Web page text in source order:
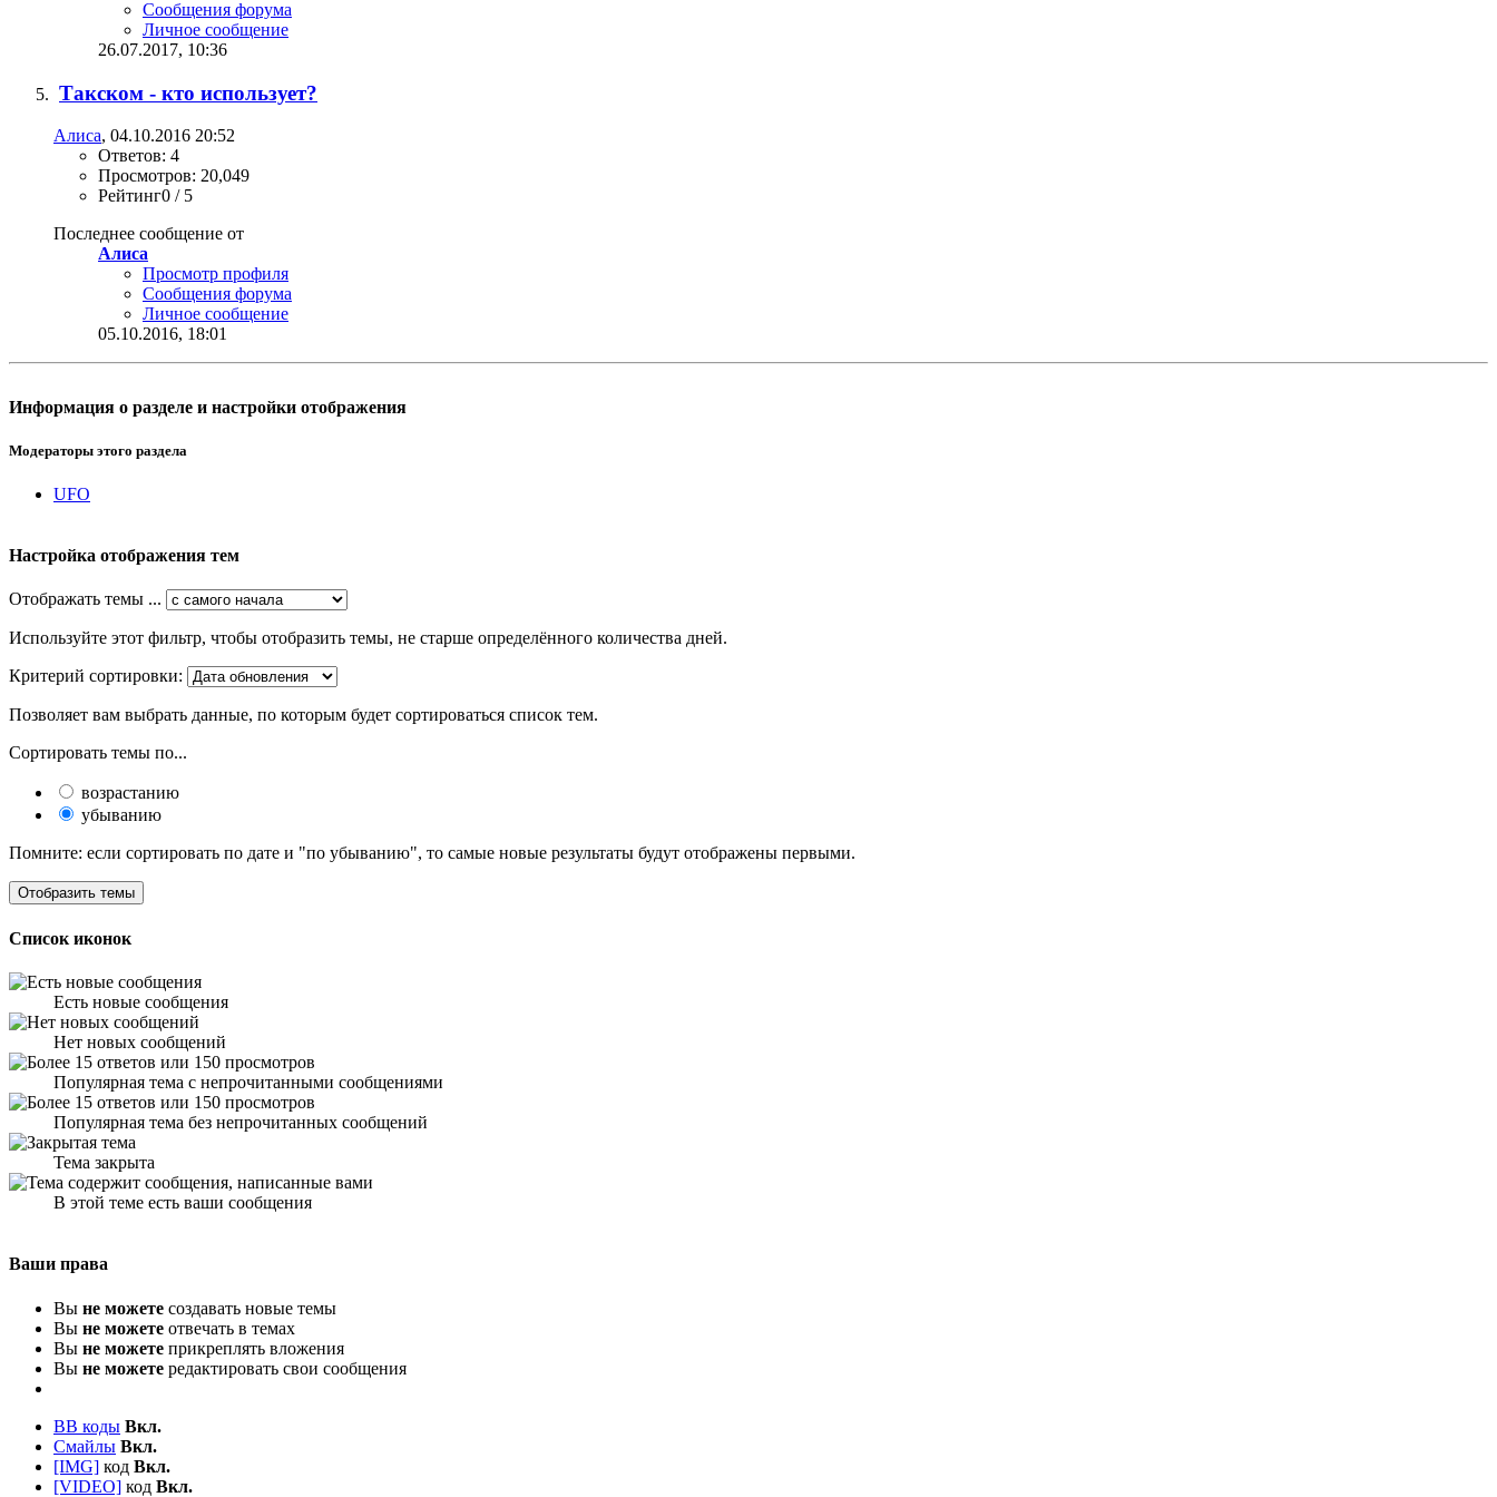
Сообщения форума
Личное сообщение
26.07.2017, 10:36
Такском - кто использует?
Алиса, 04.10.2016 20:52
Ответов: 4
Просмотров: 20,049
Рейтинг0 / 5
Последнее сообщение от
Алиса
Просмотр профиля
Сообщения форума
Личное сообщение
05.10.2016, 18:01
Информация о разделе и настройки отображения
Модераторы этого раздела
UFO
Настройка отображения тем
Отображать темы ...
Используйте этот фильтр, чтобы отобразить темы, не старше определённого количества дней.
Критерий сортировки:
Позволяет вам выбрать данные, по которым будет сортироваться список тем.
Сортировать темы по...
возрастанию
убыванию
Помните: если сортировать по дате и "по убыванию", то самые новые результаты будут отображены первыми.
Список иконок
Есть новые сообщения
Нет новых сообщений
Популярная тема с непрочитанными сообщениями
Популярная тема без непрочитанных сообщений
Тема закрыта
В этой теме есть ваши сообщения
Ваши права
Вы не можете создавать новые темы
Вы не можете отвечать в темах
Вы не можете прикреплять вложения
Вы не можете редактировать свои сообщения
BB коды Вкл.
Смайлы Вкл.
[IMG] код Вкл.
[VIDEO] код Вкл.